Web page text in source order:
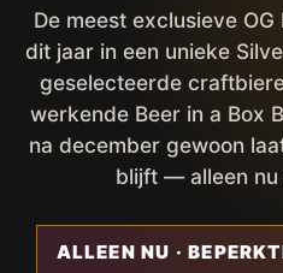
De meest exclusieve
dit jaar in een unieke
geselecteerde
werkende Beer in a Box
na december gewoon
blijft — alleen
ALLEEN NU ·